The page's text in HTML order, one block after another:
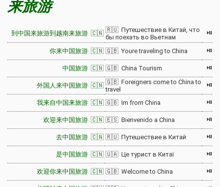
来旅游
到中国来旅游到越南来旅游 🇨🇳 🇷🇺 Путешествие в Китай, что
бы поехать во Вьетнам
⏯
你来中国旅游 🇨🇳 🇬🇧 Youre traveling to China ⏯
中国旅游 🇨🇳 🇬🇧 China Tourism ⏯
外国人来中国旅游 🇨🇳 🇬🇧 Foreigners come to China to
travel
⏯
我来自中国来旅游 🇨🇳 🇬🇧 Im from China ⏯
欢迎来中国旅游 🇨🇳 🇪🇸 Bienvenido a China ⏯
去中国旅游 🇨🇳 🇷🇺 Путешествие в Китай ⏯
是中国旅游 🇨🇳 🇺🇦 Це турист в Китаї ⏯
欢迎你来中国旅游 🇨🇳 🇬🇧 Welcome to China ⏯